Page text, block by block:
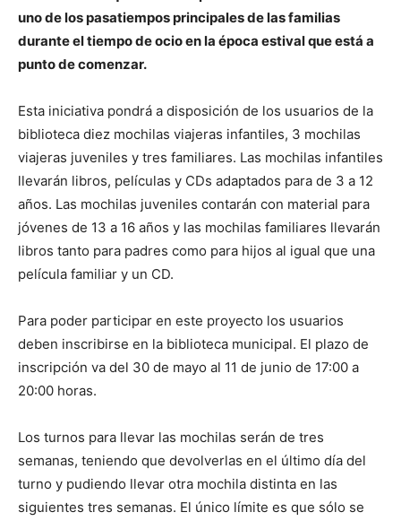
uno de los pasatiempos principales de las familias
durante el tiempo de ocio en la época estival que está a
punto de comenzar.
Esta iniciativa pondrá a disposición de los usuarios de la
biblioteca diez mochilas viajeras infantiles, 3 mochilas
viajeras juveniles y tres familiares. Las mochilas infantiles
llevarán libros, películas y CDs adaptados para de 3 a 12
años. Las mochilas juveniles contarán con material para
jóvenes de 13 a 16 años y las mochilas familiares llevarán
libros tanto para padres como para hijos al igual que una
película familiar y un CD.
Para poder participar en este proyecto los usuarios
deben inscribirse en la biblioteca municipal. El plazo de
inscripción va del 30 de mayo al 11 de junio de 17:00 a
20:00 horas.
Los turnos para llevar las mochilas serán de tres
semanas, teniendo que devolverlas en el último día del
turno y pudiendo llevar otra mochila distinta en las
siguientes tres semanas. El único límite es que sólo se